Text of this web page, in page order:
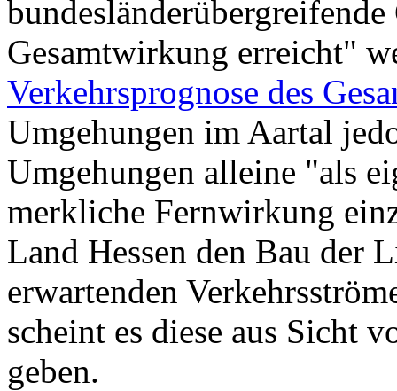
Gesamtwirkung erreicht"
Verkehrsprognose des
Umgehungen im Aartal
Umgehungen alleine "als
merkliche Fernwirkung
Land Hessen den Bau der
erwartenden
scheint es diese aus Sicht
geben.